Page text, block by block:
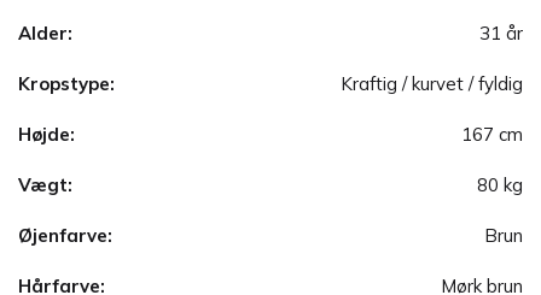
Alder: 31 år
Kropstype: Kraftig / kurvet / fyldig
Højde: 167 cm
Vægt: 80 kg
Øjenfarve: Brun
Hårfarve: Mørk brun